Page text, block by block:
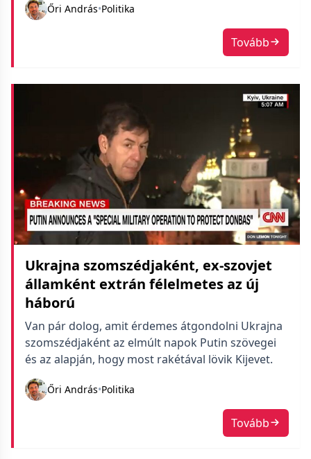
Őri András•Politika
Tovább
Ukrajna szomszédjaként, ex-szovjet
államként extrán félelmetes az új
háború
Van pár dolog, amit érdemes átgondolni Ukrajna
szomszédjaként az elmúlt napok Putin szövegei
és az alapján, hogy most rakétával lövik Kijevet.
Őri András•Politika
Tovább